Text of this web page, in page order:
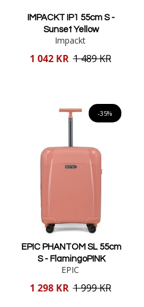
IMPACKT IP1 55cm S -
Sunset Yellow
Impackt
Reducerat
1 042 KR 1 489 KR
-35%
EPIC PHANTOM SL 55cm
S - FlamingoPINK
EPIC
Reducerat
1 298 KR 1 999 KR